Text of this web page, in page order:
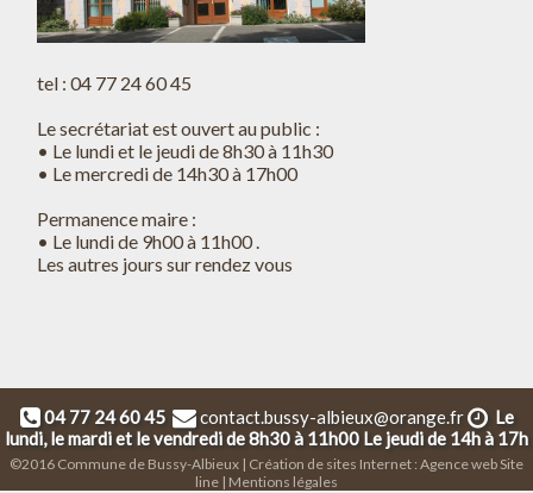
tel : 04 77 24 60 45
Le secrétariat est ouvert au public :
• Le lundi et le jeudi de 8h30 à 11h30
• Le mercredi de 14h30 à 17h00
Permanence maire :
• Le lundi de 9h00 à 11h00 .
Les autres jours sur rendez vous
04 77 24 60 45 contact.bussy-albieux@orange.fr
Le
lundi, le mardi et le vendredi de 8h30 à 11h00 Le jeudi de 14h à 17h
©2016 Commune de Bussy-Albieux | Création de sites Internet : Agence web Site
line | Mentions légales